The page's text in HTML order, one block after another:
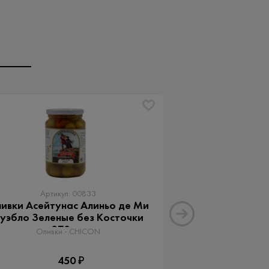
Артикул: 00833
Асейтунас Алиньо де Ми
Зеленые без Косточки
370 мл
Оливки - CHICON
450 ₽